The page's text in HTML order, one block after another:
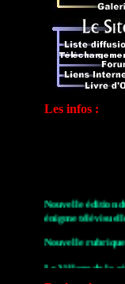
Les infos :
Nouvelle édition
énigme